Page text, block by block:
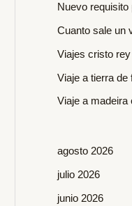
r
p
o
r
Nuevo requisito
Cuanto sale un
Viajes cristo
Viaje a tierra de
Viaje a madeira
agosto 2026
julio 2026
junio 2026